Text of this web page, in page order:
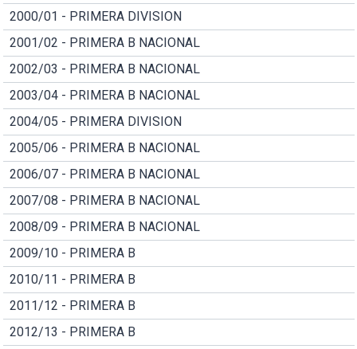
2000/01 - PRIMERA DIVISION
2001/02 - PRIMERA B NACIONAL
2002/03 - PRIMERA B NACIONAL
2003/04 - PRIMERA B NACIONAL
2004/05 - PRIMERA DIVISION
2005/06 - PRIMERA B NACIONAL
2006/07 - PRIMERA B NACIONAL
2007/08 - PRIMERA B NACIONAL
2008/09 - PRIMERA B NACIONAL
2009/10 - PRIMERA B
2010/11 - PRIMERA B
2011/12 - PRIMERA B
2012/13 - PRIMERA B